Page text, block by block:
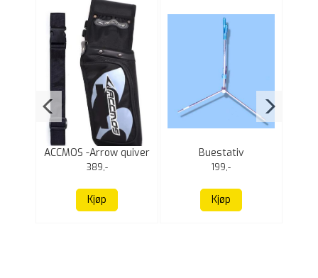
ACCMOS -Arrow quiver
389,-
Kjøp
Buestativ
199,-
Kjøp